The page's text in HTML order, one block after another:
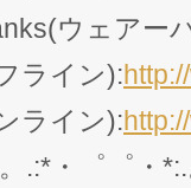
ウェアー
ライン):
ライン):
。.:*・゜゜・